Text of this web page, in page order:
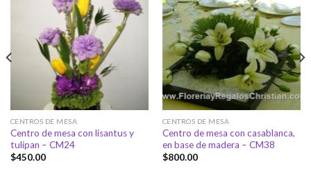
CENTROS DE MESA
Centro de mesa con lisantus y
tulipan – CM24
$450.00
CENTROS DE MESA
Centro de mesa con casablanca,
en base de madera – CM38
$800.00